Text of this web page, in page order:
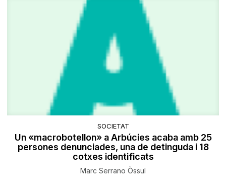
SOCIETAT
Un «macrobotellon» a Arbúcies acaba amb 25
persones denunciades, una de detinguda i 18
cotxes identificats
Marc Serrano Òssul